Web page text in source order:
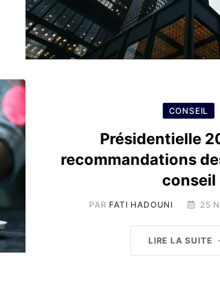
CONSEIL
Présidentielle
recommandations
conseil
PAR FATI HADOUNI 25
LIRE LA SUITE